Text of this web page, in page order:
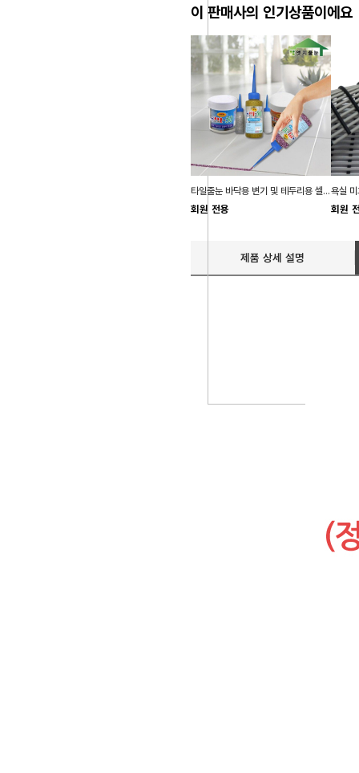
이 판매사의 인기상품이에요
타일줄눈 바닥용 변기 및 테두리용 셀프 줄눈 보수제
회원 전용 회원
제품 상세 설명